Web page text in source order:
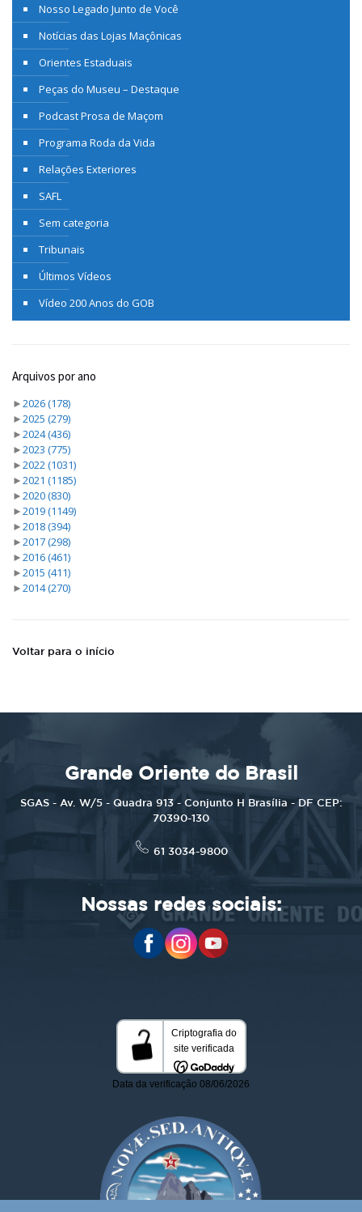
Nosso Legado Junto de Você
Notícias das Lojas Maçônicas
Orientes Estaduais
Peças do Museu – Destaque
Podcast Prosa de Maçom
Programa Roda da Vida
Relações Exteriores
SAFL
Sem categoria
Tribunais
Últimos Vídeos
Vídeo 200 Anos do GOB
Arquivos por ano
►2026(178)
►2025 (279)
►2024(436)
►2023 (775)
►2022(1031)
►2021 (1185)
►2020(830)
►2019(1149)
►2018(394)
►2017(298)
►2016(461)
►2015 (411)
►2014(270)
Voltar para o início
Grande Oriente do Brasil
SGAS - Av. W/5 - Quadra 913 - Conjunto H Brasília - DF CEP:
70390-130
61 3034-9800
Nossas redes sociais: